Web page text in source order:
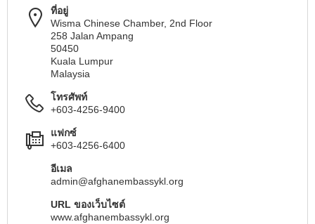
ที่อยู่
Wisma Chinese Chamber, 2nd Floor
258 Jalan Ampang
50450
Kuala Lumpur
Malaysia
โทรศัพท์
+603-4256-9400
แฟกซ์
+603-4256-6400
อีเมล
admin@afghanembassykl.org
URL ของเว็บไซต์
www.afghanembassykl.org